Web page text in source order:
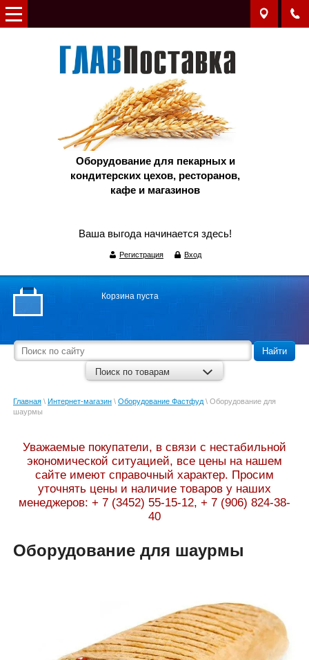
Вход
Регистрация
Оборудование для пекарных и
кондитерских цехов, ресторанов,
кафе и магазинов
Ваша выгода начинается здесь!
Корзина пуста
Найти
Поиск по товарам
Главная \ Интернет-магазин \ Оборудование Фастфуд \ Оборудование для
шаурмы
Уважаемые покупатели, в связи с нестабильной
экономической ситуацией, все цены на нашем
сайте имеют справочный характер. Просим
уточнять цены и наличие товаров у наших
менеджеров: + 7 (3452) 55-15-12, + 7 (906) 824-38-
40
Оборудование для шаурмы